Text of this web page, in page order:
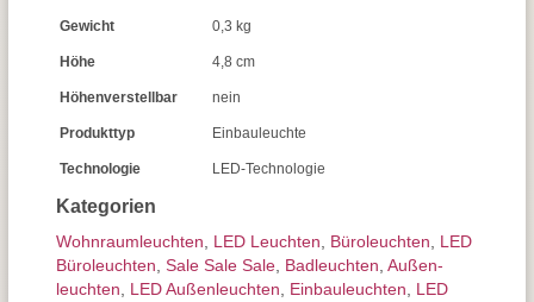
Kategorien
Wohnraum­leuchten LED Leuchten Büroleuchten
LED
Büroleuchten Sale Sale Sale Badleuchten Außen­
leuchten
LED Außenleuchten Einbauleuchten
LED
Gewicht 0,3 kg
Höhe 4,8 cm
Höhenverstellbar nein
Produkttyp Einbauleuchte
Technologie LED-Technologie